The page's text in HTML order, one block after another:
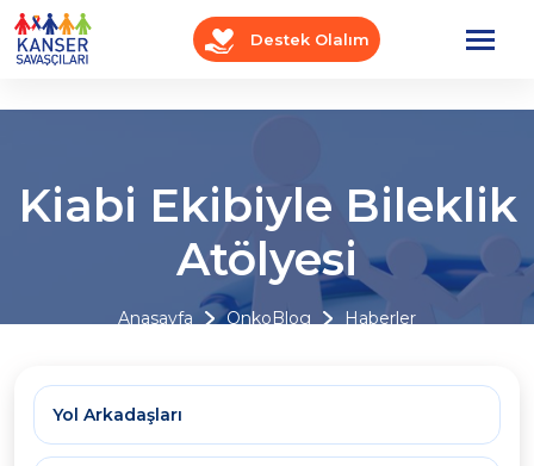
Destek Olalım
Kiabi Ekibiyle Bileklik
Atölyesi
Anasayfa OnkoBlog Haberler
Yol Arkadaşları